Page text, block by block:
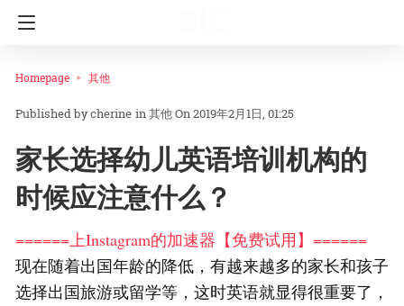
Homepage 其他
cherine in其他On 2019年2月1日, 01:25
家长选择幼儿英语培训机构的
时候应注意什么？
======上Instagram的加速器【免费试用】======
现在随着出国年龄的降低，有越来越多的家长和孩子
选择出国旅游或留学等，这时英语就显得很重要了，